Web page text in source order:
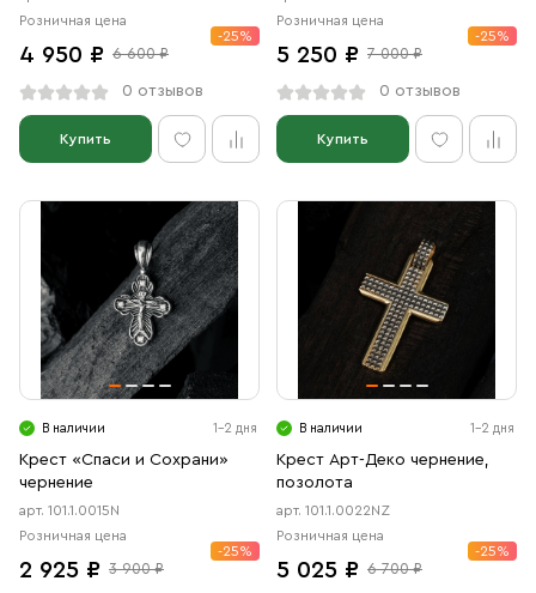
Розничная цена
4 950 ₽ 6 600 ₽
-25%
0 отзывов
Купить
Розничная цена
5 250 ₽ 7 000 ₽
-25%
0 отзывов
Купить
В наличии 1-2 дня
Крест «Спаси и Сохрани»
чернение
арт. 101.1.0015N
Розничная цена
2 925 ₽ 3 900 ₽
-25%
В наличии 1-2 дня
Крест Арт-Деко чернение,
позолота
арт. 101.1.0022NZ
Розничная цена
5 025 ₽ 6 700 ₽
-25%